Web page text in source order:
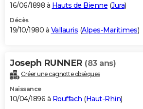
16/06/1898 à Hauts de Bienne (Jura)
Décès
19/10/1980 à Vallauris (Alpes-Maritimes)
Joseph RUNNER (83 ans)
Créer une cagnotte obsèques
Naissance
10/04/1896 à Rouffach (Haut-Rhin)